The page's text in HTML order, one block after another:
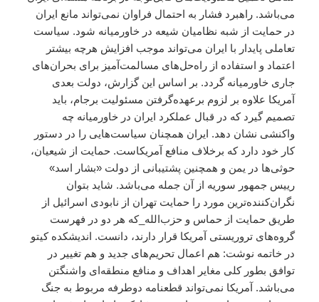
می‌باشد. راهبرد فشار به احتمال فراوان نمی‌تواند مانع ایران
در حمایت از شبه نظامیان شیعه در خاورمیانه شود. سیاست
تعاملی پایدار با ایران می‌تواند موجب افزایش هرچه بیشتر
اعتماد و استفاده از راه‌حل‌های مسالمت‌آمیز برای بحران‌های
جاری خاورمیانه گردد. بر اساس این گزارش، دولت بعدی
آمریکا علاوه بر لزوم برعهده‌گرفتن مسئولیت برجام، باید
تصمیم گیرد که در قبال عملکرد ایران در خاورمیانه چه
واکنشی نشان دهد. ایران همچنان سیاست‌هایی را در دستور
کار خود دارد که برخلاف منافع آمریکاست. حمایت از شیعیان،
حوثی‌ها در یمن و همچنین پشتیبانی‌ از دولت «بشار اسد»
رییس جمهور سوریه از آن جمله می‌باشد. شاید بتوان
نگران‌کننده‌ترین مورد را حمایت تهران از نابودی اسرائیل از
طریق حمایت از حماس و حزب‌الله_که هر دو در فهرست
گروه‌های تروریستی آمریکا قرار دارند، دانست. اندیشکده کیتو
در خاتمه نوشت: هم اعمال تحریم‌های جدید و هم تغییر در
توافق بطور کلی مغایر اهداف و منافع منطقه‌ای واشنگتن
می‌باشد. آمریکا نمی‌تواند قطعنامه دوطرفه مربوط به جنگ